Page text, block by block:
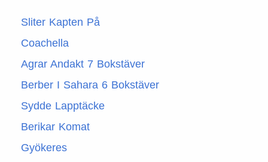
Sliter Kapten På
Coachella
Agrar Andakt 7 Bokstäver
Berber I Sahara 6 Bokstäver
Sydde Lapptäcke
Berikar Komat
Gyökeres